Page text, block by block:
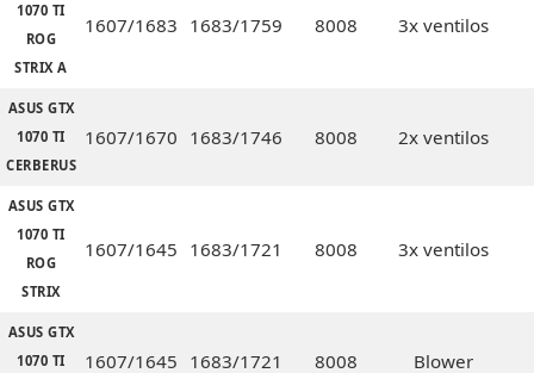
1070 TI
ROG
STRIX A
1607/1683 1683/1759 8008 3x ventilos
ASUS GTX
1070 TI
CERBERUS
1607/1670 1683/1746 8008 2x ventilos
ASUS GTX
1070 TI
ROG
STRIX
1607/1645 1683/1721 8008 3x ventilos
ASUS GTX
1070 TI
1607/1645 1683/1721 8008 Blower